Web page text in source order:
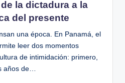
la dictadura a la
del presente
una época. En Panamá, el
leer dos momentos
de intimidación: primero,
años de…